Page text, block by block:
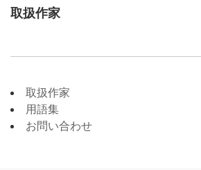
取扱作家
取扱作家
用語集
お問い合わせ